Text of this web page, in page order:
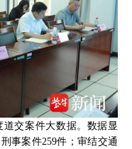
道交案件大数据。数据显
事案件259件；审结交通